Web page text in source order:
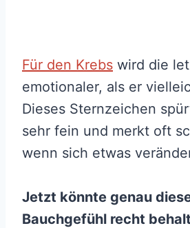
Für den Krebs wird die
emotionaler, als er
Dieses Sternzeichen
sehr fein und merkt oft
wenn sich etwas
Jetzt könnte genau
Bauchgefühl recht